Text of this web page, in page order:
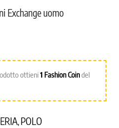
Exchange uomo
ottieni 1 Fashion Coindel
, POLO